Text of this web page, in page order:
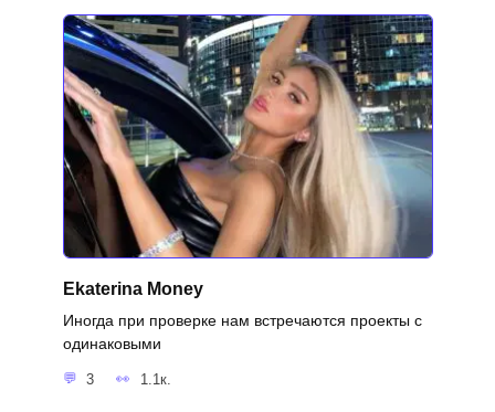
Ekaterina Money
Иногда при проверке нам встречаются проекты с
одинаковыми
3 1.1к.